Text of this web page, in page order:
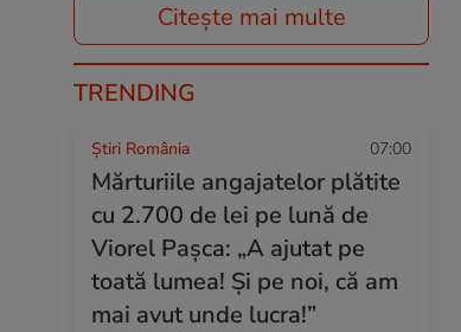
Citește mai multe
TRENDING
Știri România 07:00
Mărturiile angajatelor plătite
cu 2.700 de lei pe lună de
Viorel Pașca: „A ajutat pe
toată lumea! Şi pe noi, că am
mai avut unde lucra!”